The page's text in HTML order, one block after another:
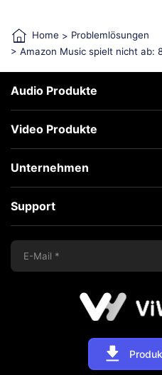
Home > Problemlösungen
> Amazon Music spielt nicht ab:
Audio Produkte
Video Produkte
Unternehmen
Support